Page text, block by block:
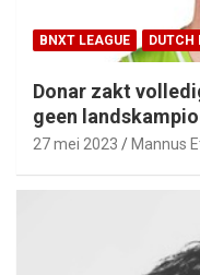
BNXT LEAGUE DUTCH
Donar zakt
geen
27 mei 2023 Mannus